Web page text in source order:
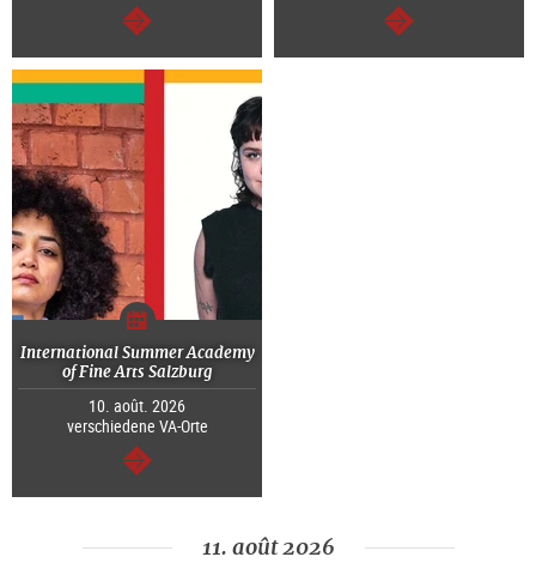
Continuer Continuer
International Summer Academy
of Fine Arts Salzburg
10. août. 2026
verschiedene VA-Orte
Continuer
11. août 2026